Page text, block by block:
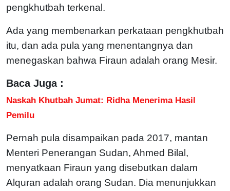
pengkhutbah terkenal.
Ada yang membenarkan perkataan pengkhutbah
itu, dan ada pula yang menentangnya dan
menegaskan bahwa Firaun adalah orang Mesir.
Baca Juga :
Naskah Khutbah Jumat: Ridha Menerima Hasil
Pemilu
Pernah pula disampaikan pada 2017, mantan
Menteri Penerangan Sudan, Ahmed Bilal,
menyatkaan Firaun yang disebutkan dalam
Alquran adalah orang Sudan. Dia menunjukkan